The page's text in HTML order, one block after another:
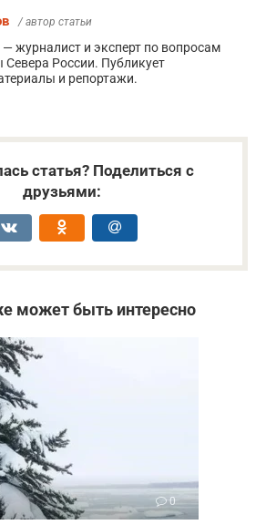
/ автор статьи
журналист и эксперт по вопросам
России. Публикует
и репортажи.
статья? Поделиться с
друзьями:
может быть интересно
0